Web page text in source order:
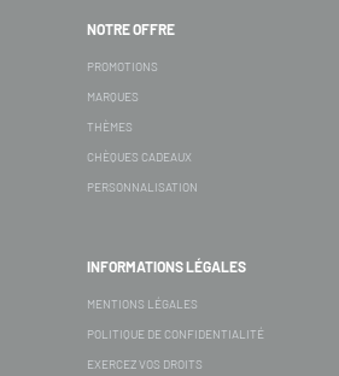
NOTRE OFFRE
PROMOTIONS
MARQUES
THÈMES
CHÈQUES CADEAUX
PERSONNALISATION
INFORMATIONS LÉGALES
MENTIONS LÉGALES
POLITIQUE DE CONFIDENTIALITÉ
EXERCEZ VOS DROITS